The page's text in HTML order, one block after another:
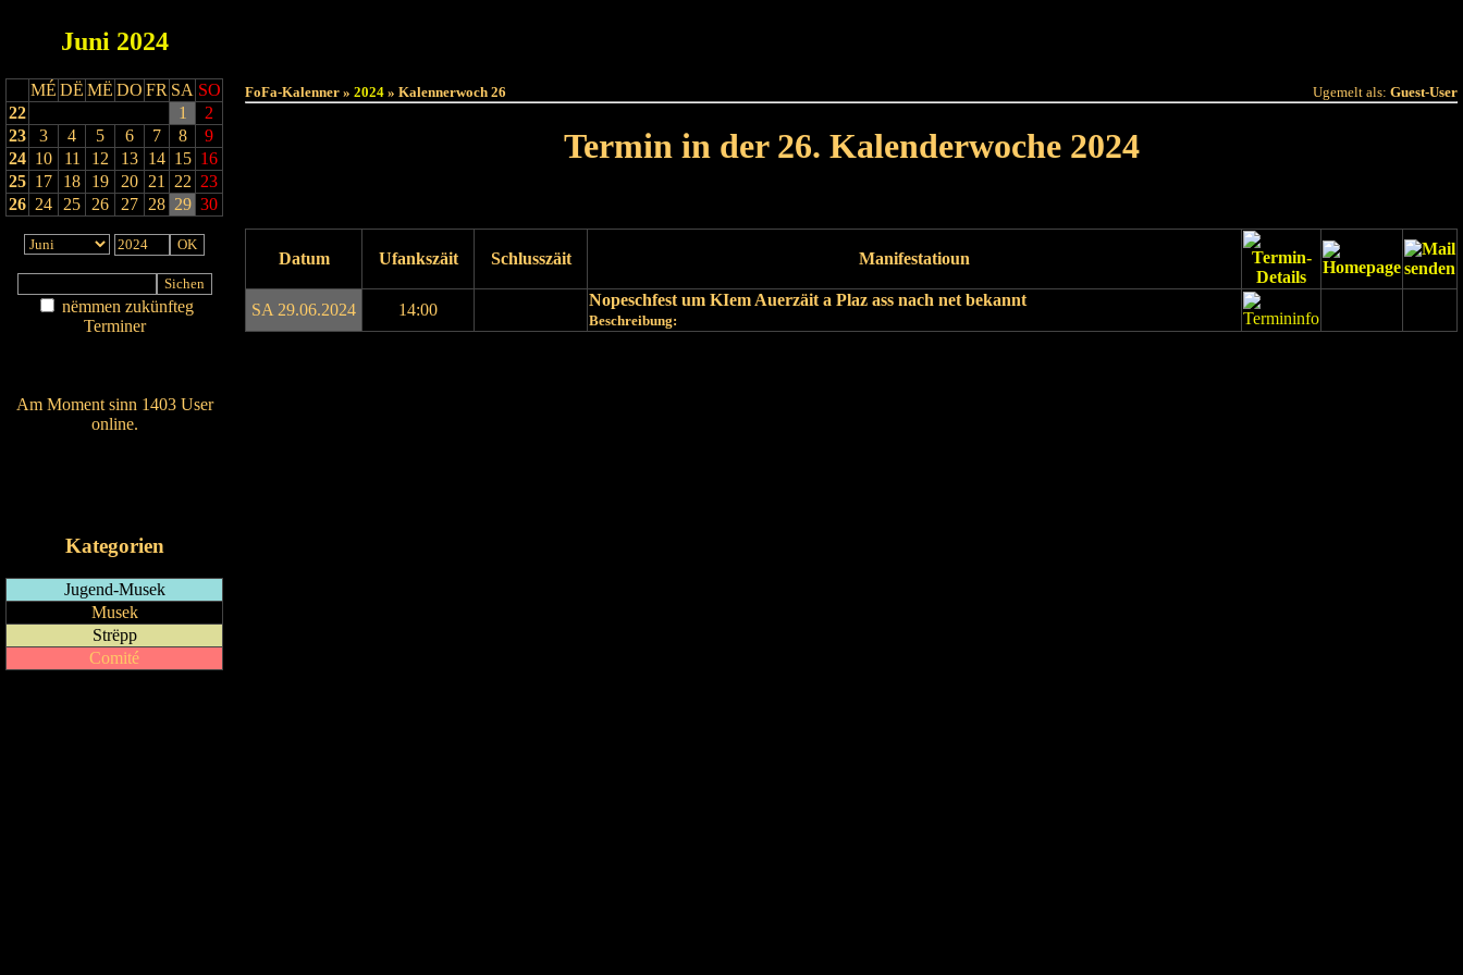
Juni 2024
MÉ DË MË DO FR SA SO
22
1
2
23
3 4 5 6 7 8
9
24 10 11 12 13 14 15 16
25 17 18 19 20 21 22 23
26 24 25 26 27 28 29 30
nëmmen zukünfteg
Terminer
Am Moment sinn 1403 User
online.
Kategorien
Jugend-Musek
Musek
Strëpp
Comité
FoFa-Kalenner » 2024 » Kalennerwoch 26 Ugemelt als: Guest-User
Termin in der 26. Kalenderwoche 2024
Datum Ufankszäit Schlusszäit Manifestatioun
SA 29.06.2024 14:00
Nopeschfest um KIem Auerzäit a Plaz ass nach net bekannt
Beschreibung: